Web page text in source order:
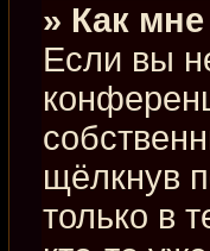
» Как
Если вы
щёлкнув
только в